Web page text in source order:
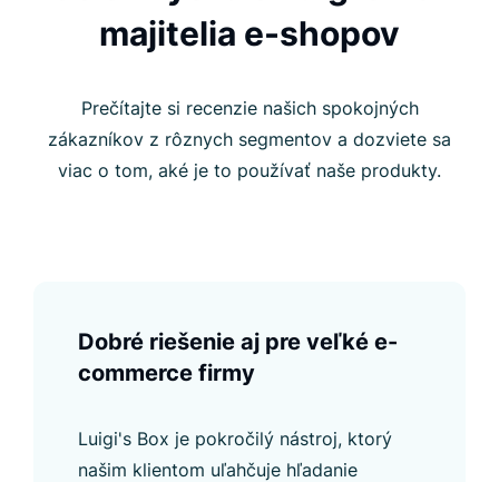
majitelia e-shopov
Prečítajte si recenzie našich spokojných
zákazníkov z rôznych segmentov a dozviete sa
viac o tom, aké je to používať naše produkty.
Dobré riešenie aj pre veľké e-
commerce firmy
Luigi's Box je pokročilý nástroj, ktorý
našim klientom uľahčuje hľadanie